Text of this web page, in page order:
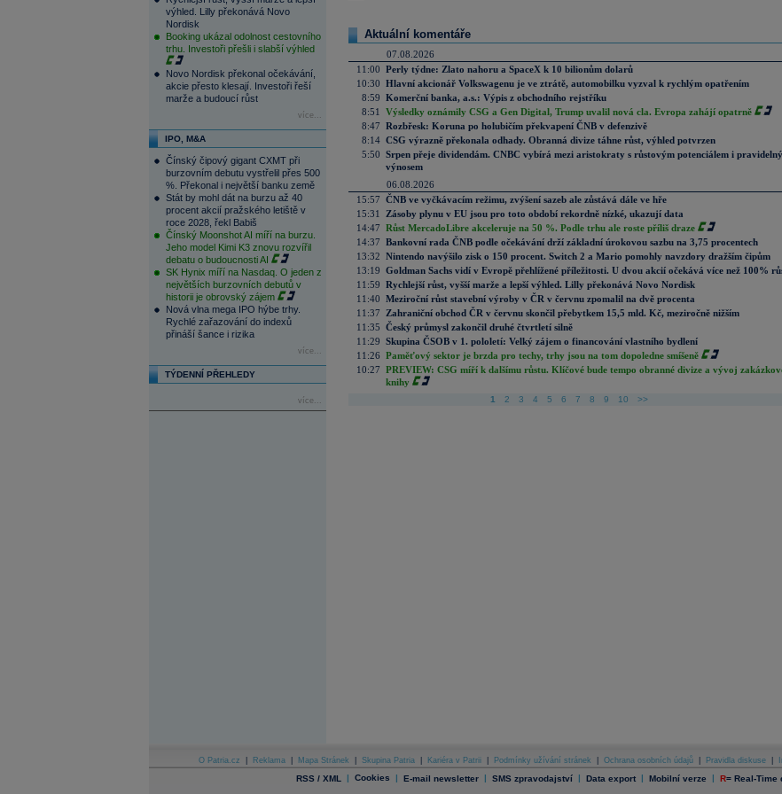
výhled. Lilly překonává Novo
Nordisk
Booking ukázal odolnost cestovního
trhu. Investoři přešli i slabší výhled
Novo Nordisk překonal očekávání,
akcie přesto klesají. Investoři řeší
marže a budoucí růst
více...
IPO, M&A
Čínský čipový gigant CXMT při
burzovním debutu vystřelil přes 500
%. Překonal i největší banku země
Stát by mohl dát na burzu až 40
procent akcií pražského letiště v
roce 2028, řekl Babiš
Čínský Moonshot AI míří na burzu.
Jeho model Kimi K3 znovu rozvířil
debatu o budoucnosti AI
SK Hynix míří na Nasdaq. O jeden z
největších burzovních debutů v
historii je obrovský zájem
Nová vlna mega IPO hýbe trhy.
Rychlé zařazování do indexů
přináší šance i rizika
více...
TÝDENNÍ PŘEHLEDY
více...
Aktuální komentáře
07.08.2026
11:00 Perly týdne: Zlato nahoru a SpaceX k 10 bilionům dolarů
10:30 Hlavní akcionář Volkswagenu je ve ztrátě, automobilku vyzval k rychlým opatřením
8:59 Komerční banka, a.s.: Výpis z obchodního rejstříku
8:51
Výsledky oznámily CSG a Gen Digital, Trump uvalil nová cla. Evropa zahájí opatrně
8:47 Rozbřesk: Koruna po holubičím překvapení ČNB v defenzivě
8:14 CSG výrazně překonala odhady. Obranná divize táhne růst, výhled potvrzen
5:50 Srpen přeje dividendám. CNBC vybírá mezi aristokraty s růstovým potenciálem i
výnosem
06.08.2026
15:57 ČNB ve vyčkávacím režimu, zvýšení sazeb ale zůstává dále ve hře
15:31
Zásoby plynu v EU jsou pro toto období rekordně nízké, ukazují data
14:47 Růst MercadoLibre akceleruje na 50 %. Podle trhu ale roste příliš draze
14:37 Bankovní rada ČNB podle očekávání drží základní úrokovou sazbu na 3,75 procentech
13:32 Nintendo navýšilo zisk o 150 procent. Switch 2 a Mario pomohly navzdory dražším čipům
13:19 Goldman Sachs vidí v Evropě přehlížené příležitosti. U dvou akcií očekává více než 100%
11:59 Rychlejší růst, vyšší marže a lepší výhled. Lilly překonává Novo Nordisk
11:40 Meziroční růst stavební výroby v ČR v červnu zpomalil na dvě procenta
11:37
Zahraniční obchod ČR v červnu skončil přebytkem 15,5 mld. Kč, meziročně nižším
11:35 Český průmysl zakončil druhé čtvrtletí silně
11:29 Skupina ČSOB v 1. pololetí: Velký zájem o financování vlastního bydlení
11:26 Paměťový sektor je brzda pro techy, trhy jsou na tom dopoledne smíšeně
10:27 PREVIEW: CSG míří k dalšímu růstu. Klíčové bude tempo obranné divize a vývoj
knihy
1 2 3 4 5 6 7 8 9 10 >>
O Patria.cz Reklama Mapa Stránek Skupina Patria Kariéra v Patrii Podmínky užívání stránek Ochrana osobních údajů Pravidla diskuse
RSS / XML | Cookies | E-mail newsletter | SMS zpravodajství | Data export | Mobilní verze | R= Real-Time